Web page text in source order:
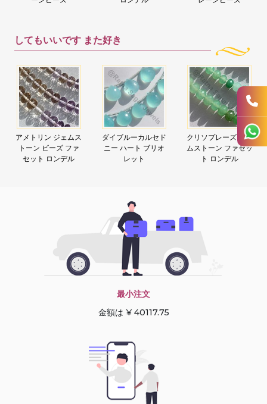
してもいいです また好き
アメトリン ジェムス
トーン ビーズ ファ
セット ロンデル
ダイブルーカルセド
ニー ハート ブリオ
レット
クリソプレーズ ジェ
ムストーン ファセッ
ト ロンデル
最小注文
金額は ¥ 40117.75